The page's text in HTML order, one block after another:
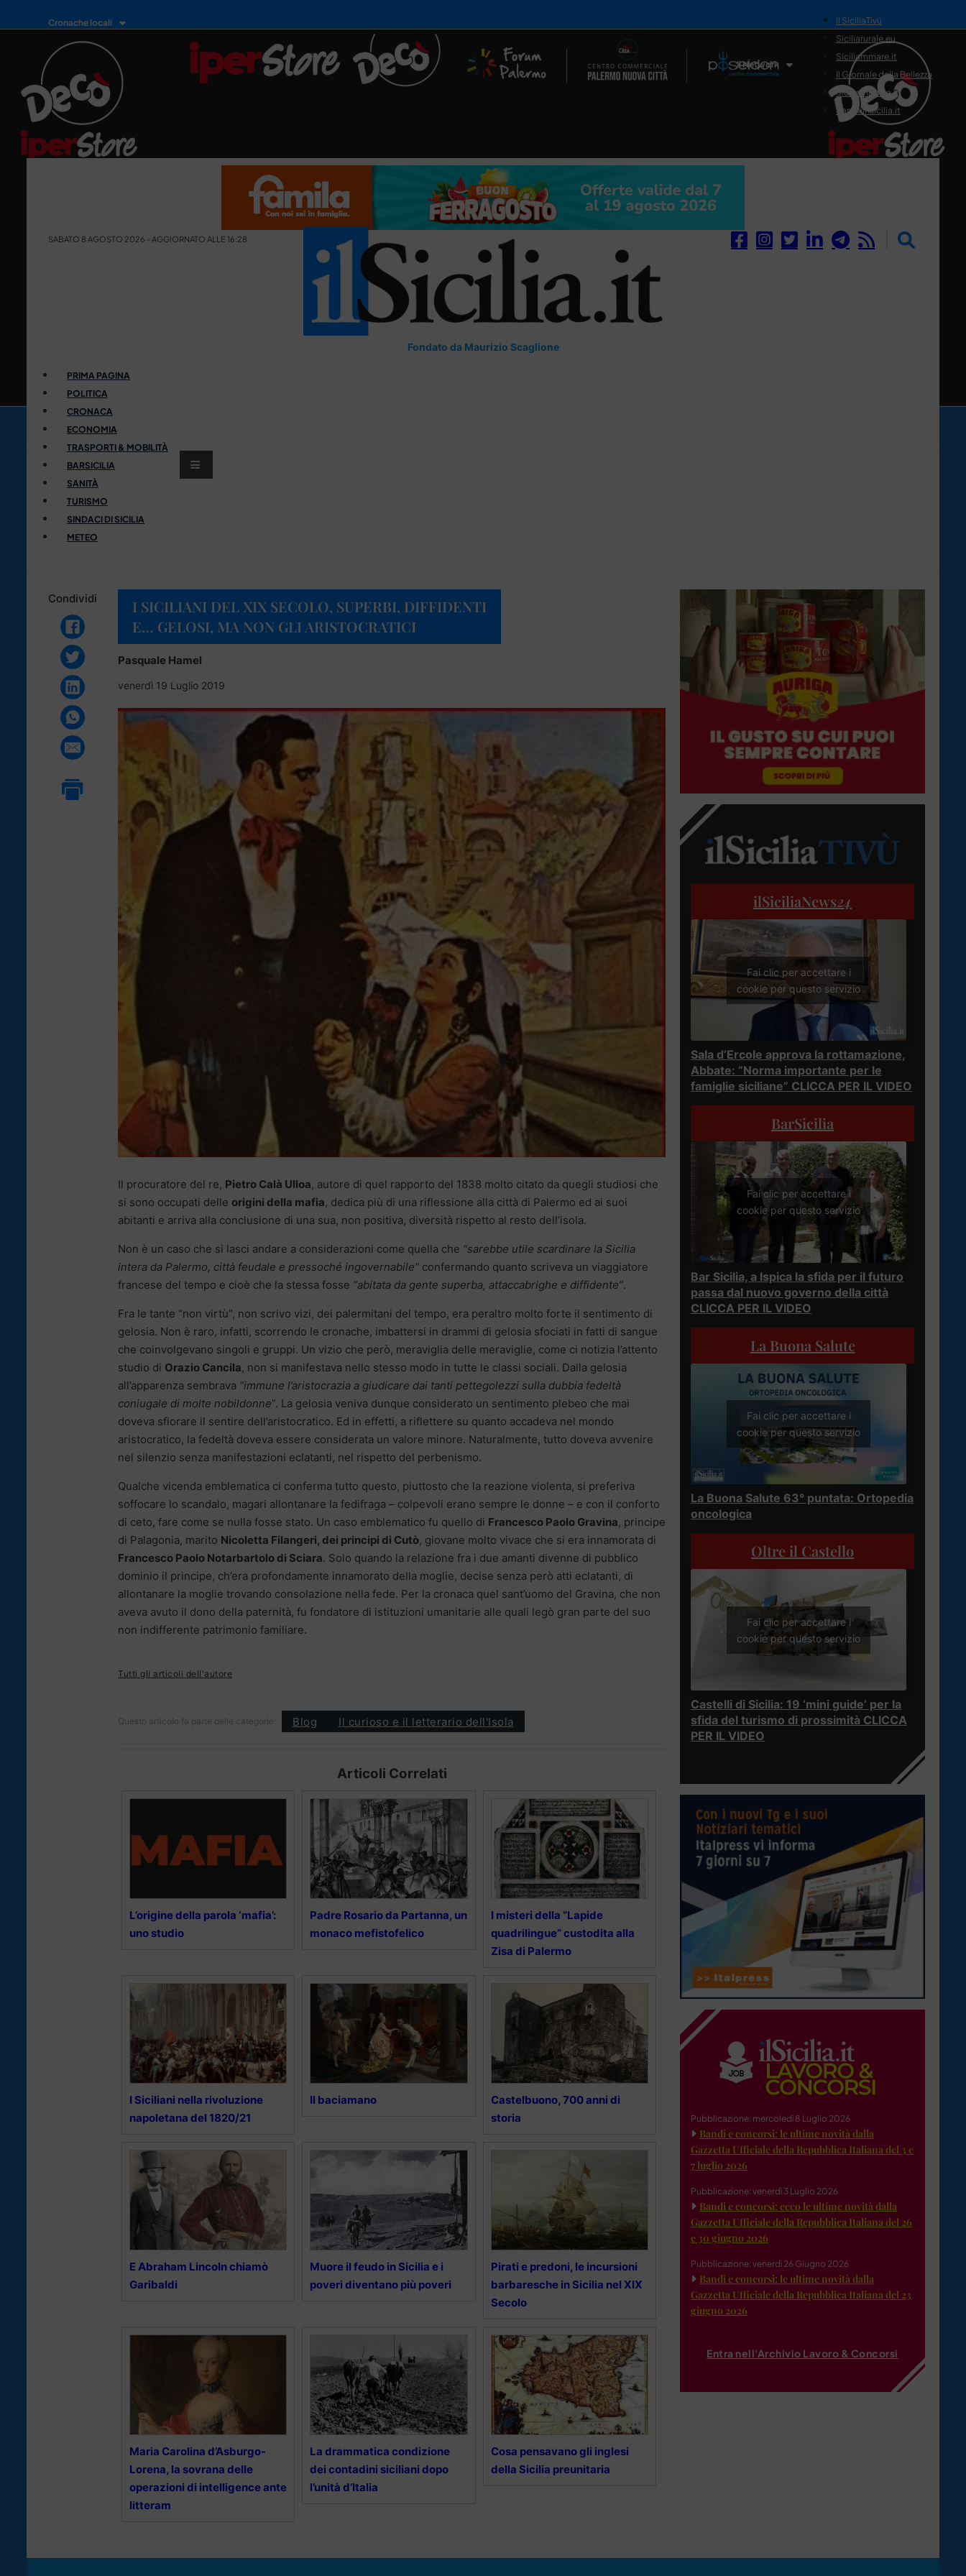
Cronache locali
Il Network
il SiciliaTivù
Siciliarurale.eu
Siciliammare.it
Il Giornale della Bellezza
Siciliamedica.it
Sanitainsicilia.it
SABATO 8 AGOSTO 2026 - AGGIORNATO ALLE 16:28
Fondato da Maurizio Scaglione
PRIMA PAGINA
POLITICA
CRONACA
ECONOMIA
TRASPORTI & MOBILITÀ
BARSICILIA
SANITÀ
TURISMO
SINDACI DI SICILIA
METEO
Condividi
I SICILIANI DEL XIX SECOLO, SUPERBI, DIFFIDENTI
E… GELOSI, MA NON GLI ARISTOCRATICI
Pasquale Hamel
venerdì 19 Luglio 2019
Il procuratore del re, Pietro Calà Ulloa, autore di quel rapporto del 1838 molto citato da quegli studiosi che
si sono occupati delle origini della mafia, dedica più di una riflessione alla città di Palermo ed ai suoi
abitanti e arriva alla conclusione di una sua, non positiva, diversità rispetto al resto dell’isola.
Non è un caso che si lasci andare a considerazioni come quella che “sarebbe utile scardinare la Sicilia
intera da Palermo, città feudale e pressoché ingovernabile” confermando quanto scriveva un viaggiatore
francese del tempo e cioè che la stessa fosse “abitata da gente superba, attaccabrighe e diffidente”.
Fra le tante “non virtù”, non scrivo vizi, dei palermitani del tempo, era peraltro molto forte il sentimento di
gelosia. Non è raro, infatti, scorrendo le cronache, imbattersi in drammi di gelosia sfociati in fatti di sangue
che coinvolgevano singoli e gruppi. Un vizio che però, meraviglia delle meraviglie, come ci notizia l’attento
studio di Orazio Cancila, non si manifestava nello stesso modo in tutte le classi sociali. Dalla gelosia
all’apparenza sembrava “immune l’aristocrazia a giudicare dai tanti pettegolezzi sulla dubbia fedeltà
coniugale di molte nobildonne”. La gelosia veniva dunque considerato un sentimento plebeo che mai
doveva sfiorare il sentire dell’aristocratico. Ed in effetti, a riflettere su quanto accadeva nel mondo
aristocratico, la fedeltà doveva essere considerata un valore minore. Naturalmente, tutto doveva avvenire
nel silenzio senza manifestazioni eclatanti, nel rispetto del perbenismo.
Qualche vicenda emblematica ci conferma tutto questo, piuttosto che la reazione violenta, si preferiva
soffocare lo scandalo, magari allontanare la fedifraga – colpevoli erano sempre le donne – e con il conforto
di ceto, fare come se nulla fosse stato. Un caso emblematico fu quello di Francesco Paolo Gravina, principe
di Palagonia, marito Nicoletta Filangeri, dei principi di Cutò, giovane molto vivace che si era innamorata di
Francesco Paolo Notarbartolo di Sciara. Solo quando la relazione fra i due amanti divenne di pubblico
dominio il principe, ch’era profondamente innamorato della moglie, decise senza però atti eclatanti, di
allontanare la moglie trovando consolazione nella fede. Per la cronaca quel sant’uomo del Gravina, che non
aveva avuto il dono della paternità, fu fondatore di istituzioni umanitarie alle quali legò gran parte del suo
non indifferente patrimonio familiare.
Tutti gli articoli dell'autore
Questo articolo fa parte delle categorie: Blog Il curioso e il letterario dell'Isola
Articoli Correlati
L’origine della parola ‘mafia’:
uno studio
Padre Rosario da Partanna, un
monaco mefistofelico
I misteri della “Lapide
quadrilingue” custodita alla
Zisa di Palermo
I Siciliani nella rivoluzione
napoletana del 1820/21
Il baciamano
Castelbuono, 700 anni di
storia
E Abraham Lincoln chiamò
Garibaldi
Muore il feudo in Sicilia e i
poveri diventano più poveri
Pirati e predoni, le incursioni
barbaresche in Sicilia nel XIX
Secolo
Maria Carolina d’Asburgo-
Lorena, la sovrana delle
operazioni di intelligence ante
litteram
La drammatica condizione
dei contadini siciliani dopo
l’unità d’Italia
Cosa pensavano gli inglesi
della Sicilia preunitaria
ilSiciliaNews24
Fai clic per accettare i
cookie per questo servizio
Sala d’Ercole approva la rottamazione,
Abbate: “Norma importante per le
famiglie siciliane” CLICCA PER IL VIDEO
BarSicilia
Fai clic per accettare i
cookie per questo servizio
Bar Sicilia, a Ispica la sfida per il futuro
passa dal nuovo governo della città
CLICCA PER IL VIDEO
La Buona Salute
Fai clic per accettare i
cookie per questo servizio
La Buona Salute 63° puntata: Ortopedia
oncologica
Oltre il Castello
Fai clic per accettare i
cookie per questo servizio
Castelli di Sicilia: 19 ‘mini guide’ per la
sfida del turismo di prossimità CLICCA
PER IL VIDEO
Pubblicazione: mercoledì 8 Luglio 2026
Bandi e concorsi: le ultime novità dalla
Gazzetta Ufficiale della Repubblica Italiana del 3 e
7 luglio 2026
Pubblicazione: venerdì 3 Luglio 2026
Bandi e concorsi: ecco le ultime novità dalla
Gazzetta Ufficiale della Repubblica Italiana del 26
e 30 giugno 2026
Pubblicazione: venerdì 26 Giugno 2026
Bandi e concorsi: le ultime novità dalla
Gazzetta Ufficiale della Repubblica Italiana del 23
giugno 2026
Entra nell'Archivio Lavoro & Concorsi